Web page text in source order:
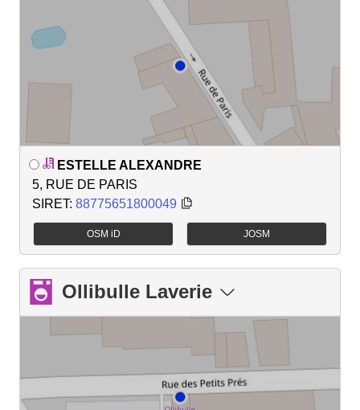
ESTELLE ALEXANDRE
5, RUE DE PARIS
SIRET: 88775651800049
OSM iD JOSM
Ollibulle Laverie